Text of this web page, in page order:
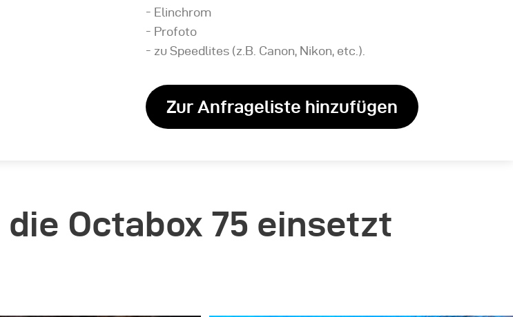
- Elinchrom
- Profoto
- zu Speedlites (z.B. Canon, Nikon, etc.).
Zur Anfrageliste hinzufügen
Octabox 75 einsetzt